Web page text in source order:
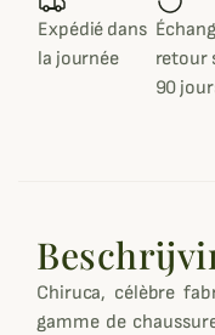
Expédié dans
la journée
retour
90
Chiruca, célèbre
gamme de